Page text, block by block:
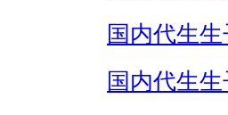
国内代生
国内代生